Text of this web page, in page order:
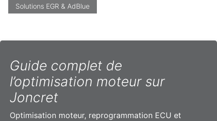
Solutions EGR & AdBlue
Guide complet de
l’optimisation moteur sur
Joncret
Optimisation moteur, reprogrammation ECU et